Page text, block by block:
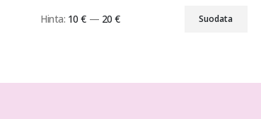
Suodata
Hinta: 10 € — 20 €